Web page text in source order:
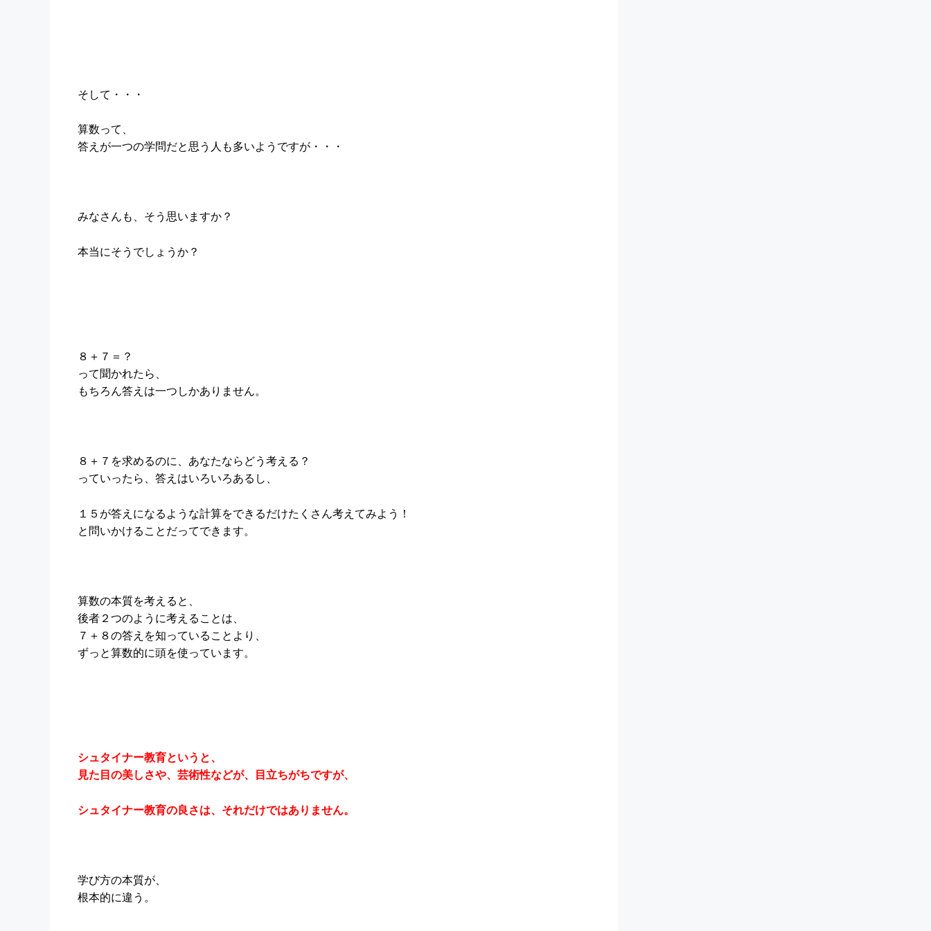
そして・・・
算数って、
答えが一つの学問だと思う人も多いようですが・・・
みなさんも、そう思いますか？
本当にそうでしょうか？
８＋７＝？
って聞かれたら、
もちろん答えは一つしかありません。
８＋７を求めるのに、あなたならどう考える？
っていったら、答えはいろいろあるし、
１５が答えになるような計算をできるだけたくさん考えてみよう！
と問いかけることだってできます。
算数の本質を考えると、
後者２つのように考えることは、
７＋８の答えを知っていることより、
ずっと算数的に頭を使っています。
シュタイナー教育というと、
見た目の美しさや、芸術性などが、目立ちがちですが、
シュタイナー教育の良さは、それだけではありません。
学び方の本質が、
根本的に違う。